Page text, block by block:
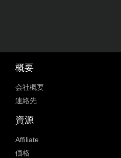
概要
会社概要
連絡先
資源
Affiliate
価格